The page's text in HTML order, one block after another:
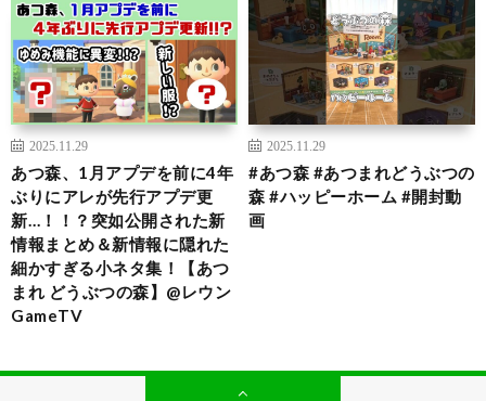
2025.11.29
あつ森、1月アプデを前に4年
ぶりにアレが先行アプデ更
新…！！？突如公開された新
情報まとめ＆新情報に隠れた
細かすぎる小ネタ集！【あつ
まれ どうぶつの森】@レウン
GameTV
2025.11.29
#あつ森 #あつまれどうぶつの
森 #ハッピーホーム #開封動
画